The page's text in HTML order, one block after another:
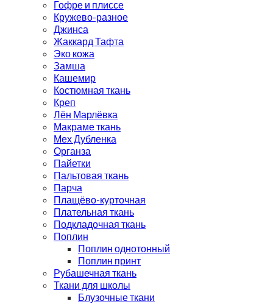
Гофре и плиссе
Кружево-разное
Джинса
Жаккард Тафта
Эко кожа
Замша
Кашемир
Костюмная ткань
Креп
Лён Марлёвка
Макраме ткань
Мех Дубленка
Органза
Пайетки
Пальтовая ткань
Парча
Плащёво-курточная
Плательная ткань
Подкладочная ткань
Поплин
Поплин однотонный
Поплин принт
Рубашечная ткань
Ткани для школы
Блузочные ткани